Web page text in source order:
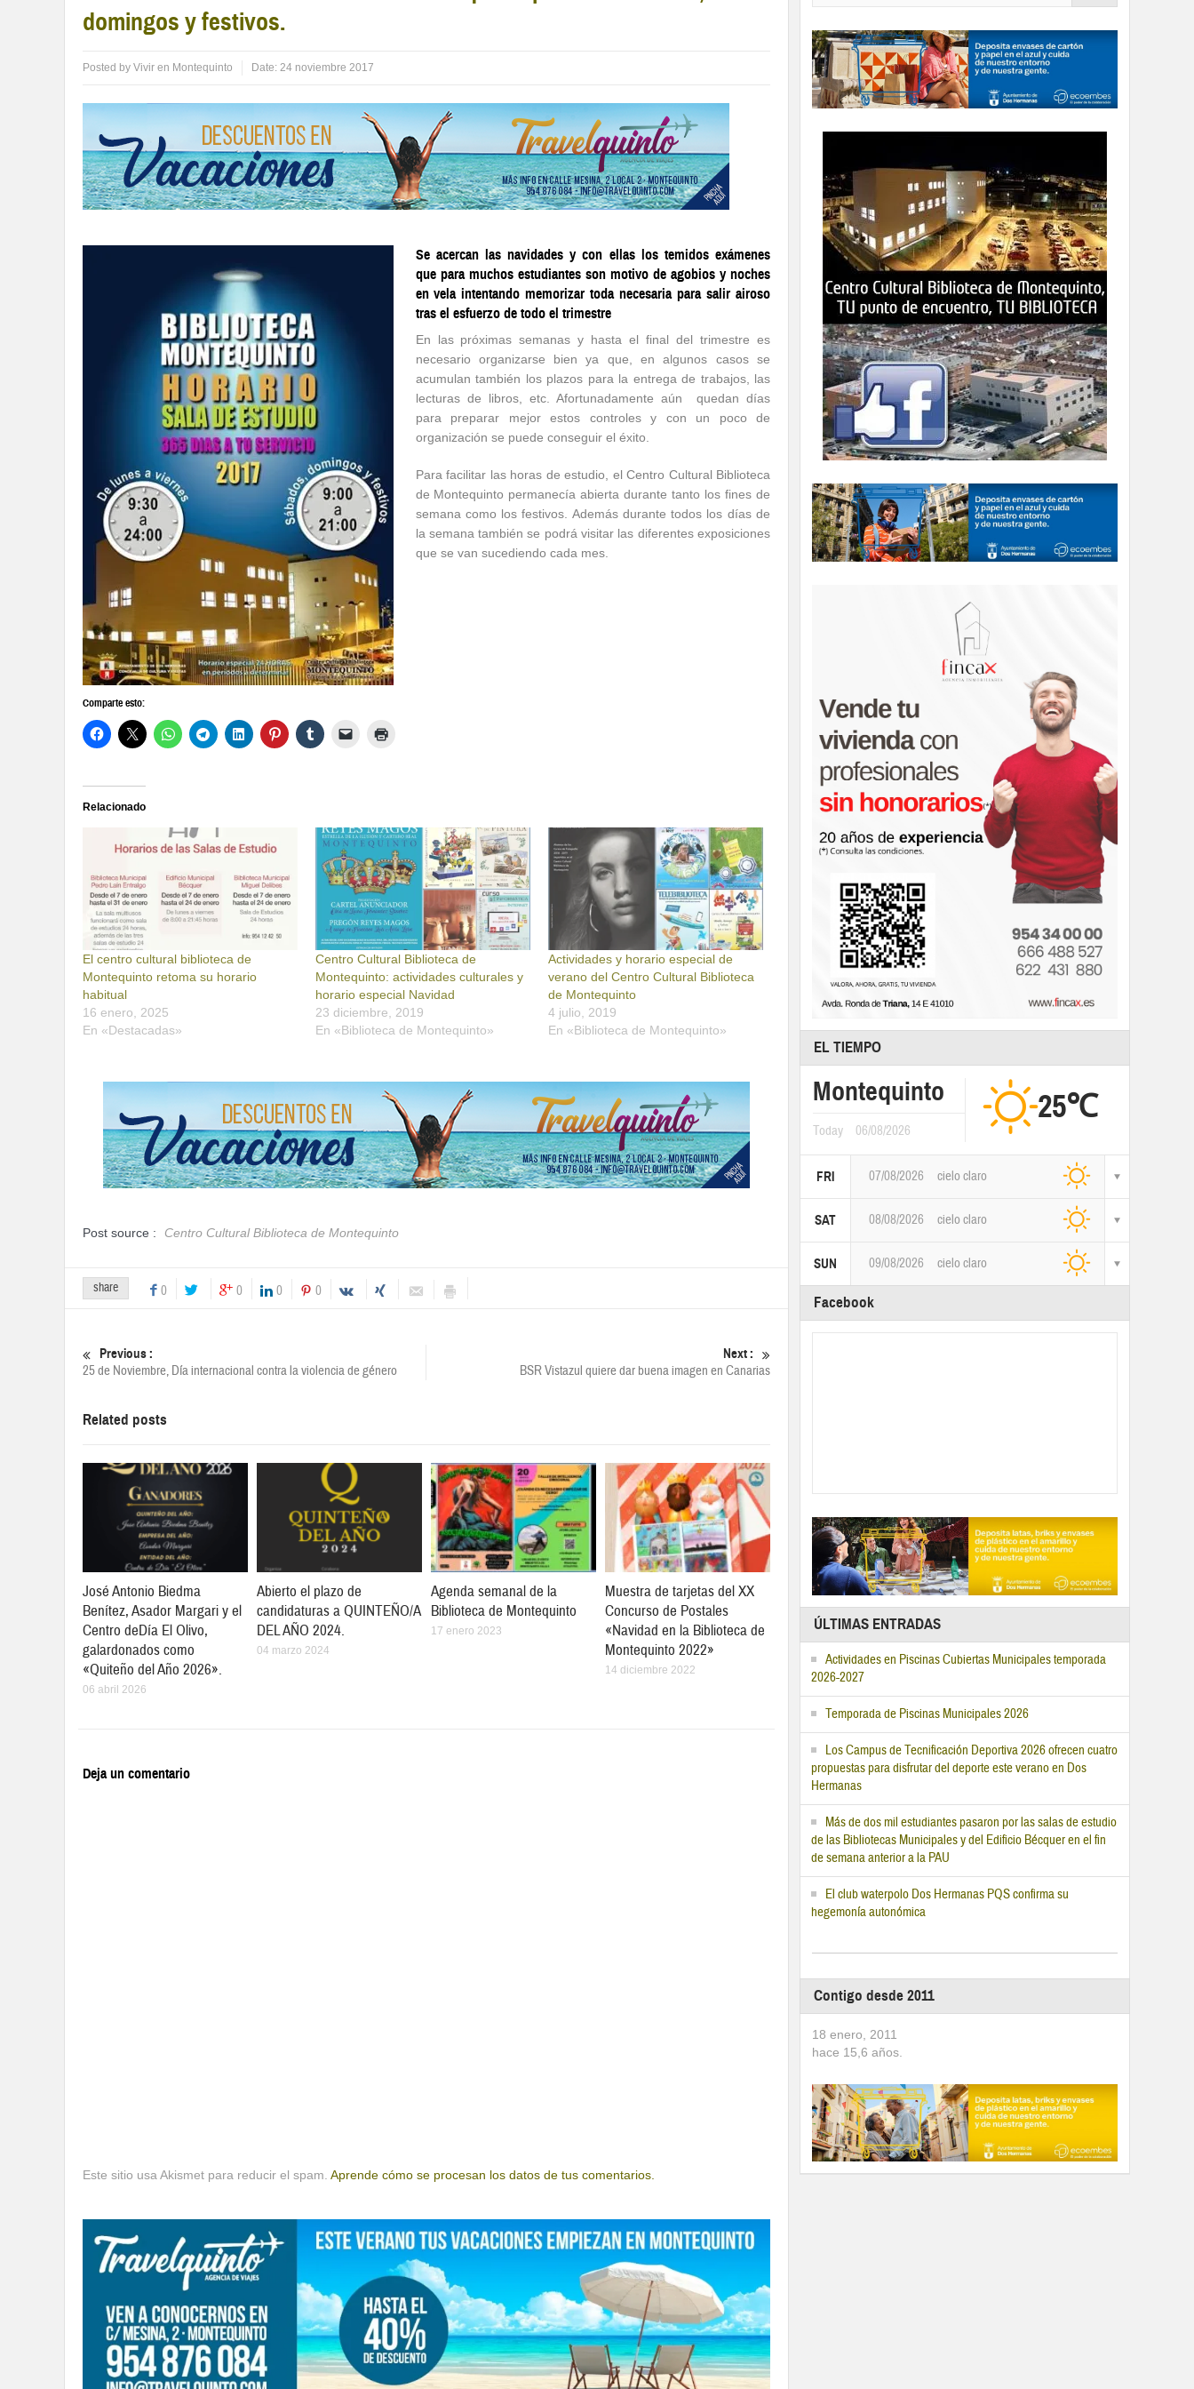
domingos y festivos.
Posted by Vivir en Montequinto Date: 24 noviembre 2017
Se acercan las navidades y con ellas los temidos exámenes
que para muchos estudiantes son motivo de agobios y noches
en vela intentando memorizar toda necesaria para salir airoso
tras el esfuerzo de todo el trimestre
En las próximas semanas y hasta el final del trimestre es
necesario organizarse bien ya que, en algunos casos se
acumulan también los plazos para la entrega de trabajos, las
lecturas de libros, etc. Afortunadamente aún quedan días
para preparar mejor estos controles y con un poco de
organización se puede conseguir el éxito.
Para facilitar las horas de estudio, el Centro Cultural Biblioteca
de Montequinto permanecía abierta durante tanto los fines de
semana como los festivos. Además durante todos los días de
la semana también se podrá visitar las diferentes exposiciones
que se van sucediendo cada mes.
Comparte esto:
Relacionado
El centro cultural biblioteca de
Montequinto retoma su horario
habitual
16 enero, 2025
En «Destacadas»
Centro Cultural Biblioteca de
Montequinto: actividades culturales y
horario especial Navidad
23 diciembre, 2019
En «Biblioteca de Montequinto»
Actividades y horario especial de
verano del Centro Cultural Biblioteca
de Montequinto
4 julio, 2019
En «Biblioteca de Montequinto»
Post source : Centro Cultural Biblioteca de Montequinto
share 0 0 0 0
Previous :
25 de Noviembre, Día internacional contra la violencia de género
Next :
BSR Vistazul quiere dar buena imagen en Canarias
Related posts
José Antonio Biedma
Benítez, Asador Margari y el
Centro deDía El Olivo,
galardonados como
«Quiteño del Año 2026».
06 abril 2026
Abierto el plazo de
candidaturas a QUINTEÑO/A
DEL AÑO 2024.
04 marzo 2024
Agenda semanal de la
Biblioteca de Montequinto
17 enero 2023
Muestra de tarjetas del XX
Concurso de Postales
«Navidad en la Biblioteca de
Montequinto 2022»
14 diciembre 2022
Deja un comentario
Este sitio usa Akismet para reducir el spam. Aprende cómo se procesan los datos de tus comentarios.
EL TIEMPO
Montequinto
Today 06/08/2026
25℃
FRI 07/08/2026 cielo claro
SAT 08/08/2026 cielo claro
SUN 09/08/2026 cielo claro
Facebook
ÚLTIMAS ENTRADAS
Actividades en Piscinas Cubiertas Municipales temporada
2026-2027
Temporada de Piscinas Municipales 2026
Los Campus de Tecnificación Deportiva 2026 ofrecen cuatro
propuestas para disfrutar del deporte este verano en Dos
Hermanas
Más de dos mil estudiantes pasaron por las salas de estudio
de las Bibliotecas Municipales y del Edificio Bécquer en el fin
de semana anterior a la PAU
El club waterpolo Dos Hermanas PQS confirma su
hegemonía autonómica
Contigo desde 2011
18 enero, 2011
hace 15,6 años.